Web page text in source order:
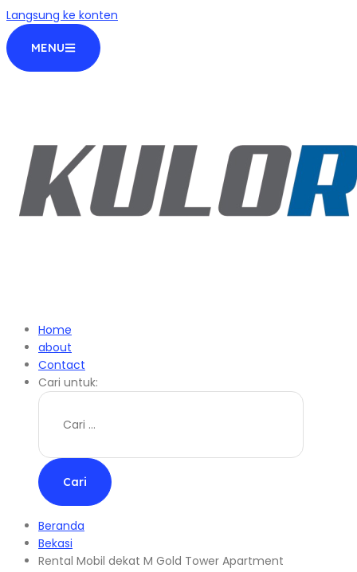
Langsung ke konten
MENU
Home
about
Contact
Cari untuk:
Beranda
Bekasi
Rental Mobil dekat M Gold Tower Apartment